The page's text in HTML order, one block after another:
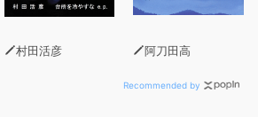
ありのままの表現として、現代の言
れない自由な短歌の形がとられたと
村田活彦 阿刀田高
Recommended by